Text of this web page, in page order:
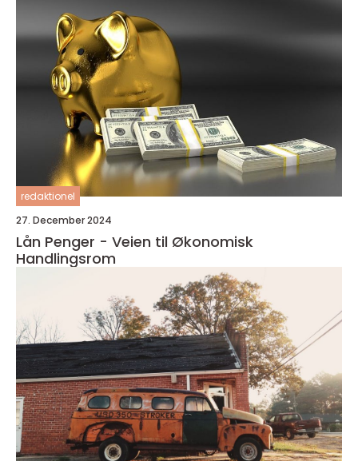
redaktionel
27. December 2024
Lån Penger - Veien til Økonomisk
Handlingsrom